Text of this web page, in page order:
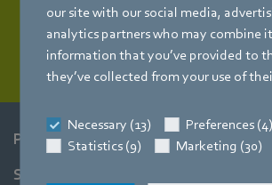
our site with our social media,
analytics partners who may combine
information that you’ve provided to
they’ve collected from your use of
Necessary (13)
Preferences (4)
Statistics (9)
Marketing (30)
Conditions générales de vente
Produits
Secteurs